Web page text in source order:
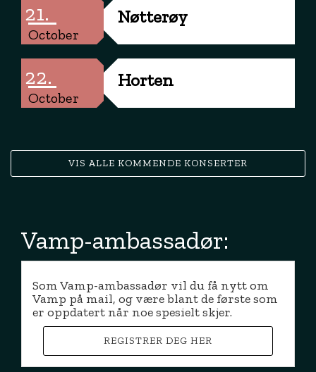
21.
October
Nøtterøy
22.
October
Horten
VIS ALLE KOMMENDE KONSERTER
Vamp-ambassadør:
Som Vamp-ambassadør vil du få nytt om
Vamp på mail, og være blant de første som
er oppdatert når noe spesielt skjer.
REGISTRER DEG HER